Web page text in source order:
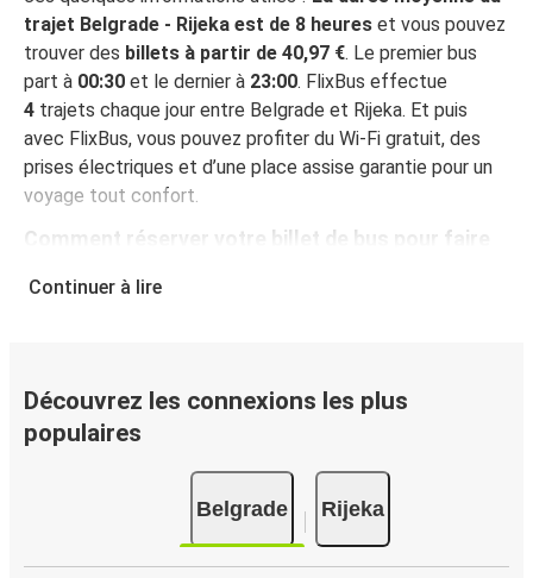
trajet Belgrade - Rijeka est de 8 heures et vous pouvez
trouver des billets à partir de 40,97 €. Le premier bus
part à 00:30 et le dernier à 23:00. FlixBus effectue
4 trajets chaque jour entre Belgrade et Rijeka. Et puis
avec FlixBus, vous pouvez profiter du Wi-Fi gratuit, des
prises électriques et d’une place assise garantie pour un
voyage tout confort.
Comment réserver votre billet de bus pour faire
Rijeka en ligne, vous pouvez choisir entre différents
modes de paiement sécurisés : carte bancaire, PayPal,
Google Pay ou encore Apple Pay. Vous pouvez également
payer en espèces (dans un point de vente ou lorsque vous
montez à bord du bus).
Continuer à lire
Découvrez les connexions les plus
populaires
Belgrade Rijeka